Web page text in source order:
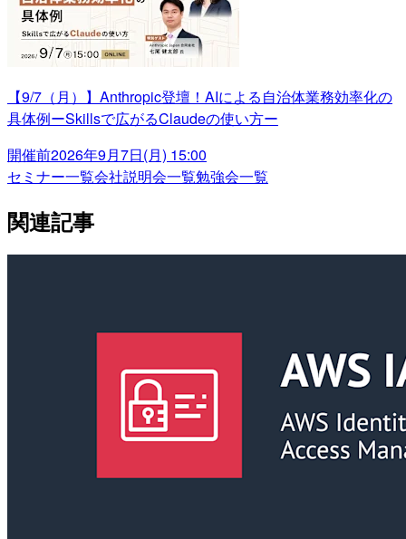
【9/7（月）】Anthropic登壇！AIによる自治体業務効率化の
具体例ーSkillsで広がるClaudeの使い方ー
開催前2026年9月7日(月) 15:00
セミナー一覧会社説明会一覧勉強会一覧
関連記事